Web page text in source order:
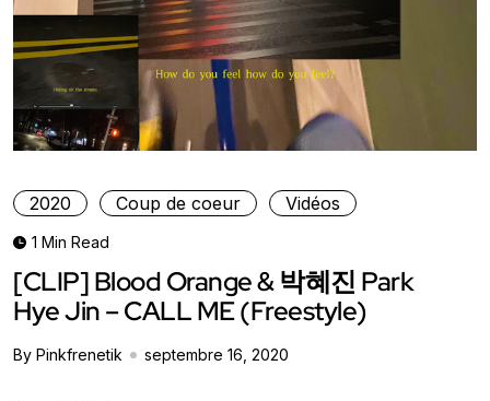
2020 Coup de coeur Vidéos
1 Min Read
[CLIP] Blood Orange & 박혜진 Park
Hye Jin – CALL ME (Freestyle)
By Pinkfrenetik septembre 16, 2020